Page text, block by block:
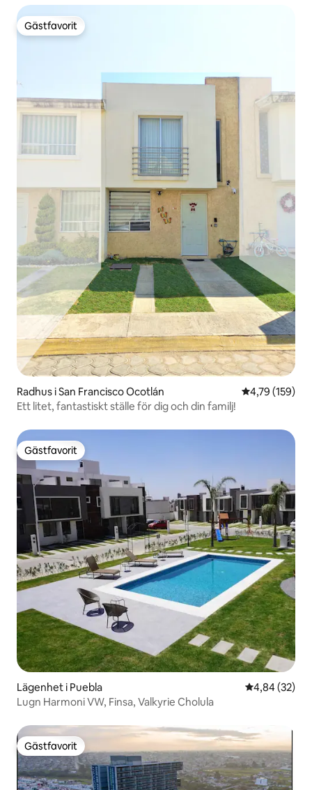
Gästfavorit
Gästfavorit
Radhus i San Francisco Ocotlán 4,79 av 5 i
4,79 (159)
Ett litet, fantastiskt ställe för dig och din familj!
Gästfavorit
Gästfavorit
Lägenhet i Puebla 4,84 av 5 i
4,84 (32)
Lugn Harmoni VW, Finsa, Valkyrie Cholula
Gästfavorit
Gästfavorit